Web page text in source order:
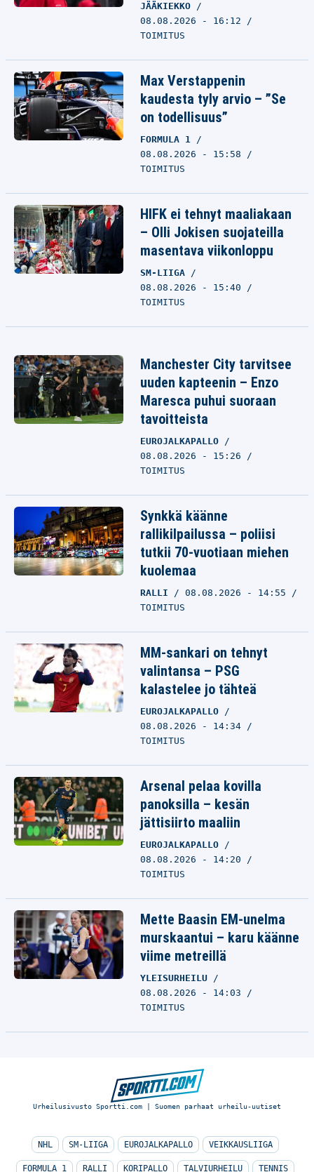
JÄÄKIEKKO
08.08.2026 - 16:12
TOIMITUS
Max Verstappenin
kaudesta tyly arvio – ”Se
on todellisuus”
FORMULA 1
08.08.2026 - 15:58
TOIMITUS
HIFK ei tehnyt maaliakaan
– Olli Jokisen suojateilla
masentava viikonloppu
SM-LIIGA
08.08.2026 - 15:40
TOIMITUS
Manchester City tarvitsee
uuden kapteenin – Enzo
Maresca puhui suoraan
tavoitteista
EUROJALKAPALLO
08.08.2026 - 15:26
TOIMITUS
Synkkä käänne
rallikilpailussa – poliisi
tutkii 70-vuotiaan miehen
kuolemaa
RALLI
08.08.2026 - 14:55
TOIMITUS
MM-sankari on tehnyt
valintansa – PSG
kalastelee jo tähteä
EUROJALKAPALLO
08.08.2026 - 14:34
TOIMITUS
Arsenal pelaa kovilla
panoksilla – kesän
jättisiirto maaliin
EUROJALKAPALLO
08.08.2026 - 14:20
TOIMITUS
Mette Baasin EM-unelma
murskaantui – karu käänne
viime metreillä
YLEISURHEILU
08.08.2026 - 14:03
TOIMITUS
Urheilusivusto Sportti.com | Suomen parhaat urheilu-uutiset
NHL SM-LIIGA EUROJALKAPALLO VEIKKAUSLIIGA
FORMULA 1 RALLI KORIPALLO TALVIURHEILU TENNIS